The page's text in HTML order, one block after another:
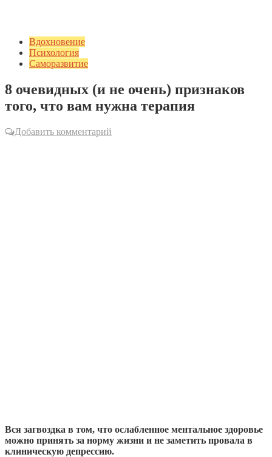
Вдохновение
Психология
Саморазвитие
8 очевидных (и не очень) признаков
того, что вам нужна терапия
Добавить комментарий
Вся загвоздка в том, что ослабленное ментальное здоровье
можно принять за норму жизни и не заметить провала в
клиническую депрессию.